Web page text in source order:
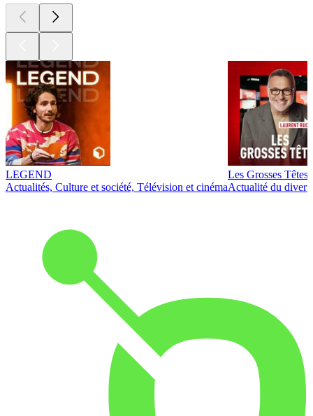
LEGEND
Actualités, Culture et société, Télévision et cinéma
Les Grosses Têtes
Actualité du